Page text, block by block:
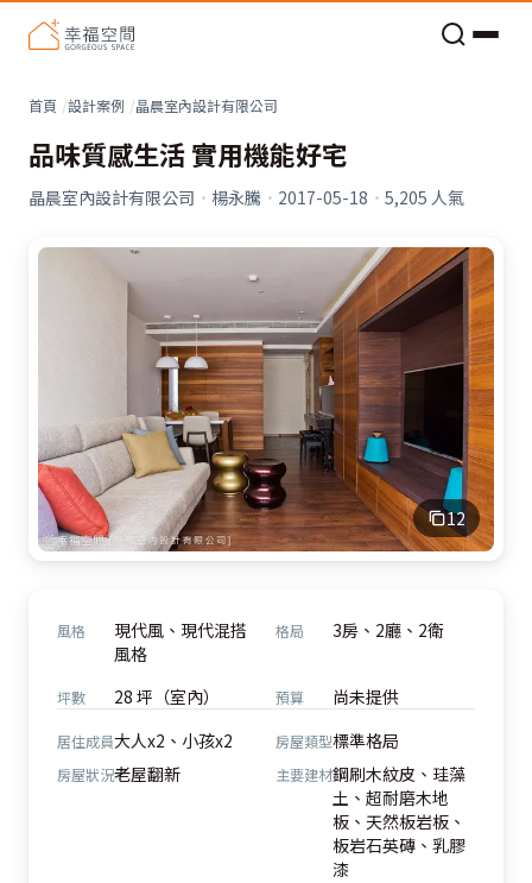
首頁 設計案例 晶晨室內設計有限公司
品味質感生活 實用機能好宅
晶晨室內設計有限公司 · 楊永騰 · 2017-05-18 · 5,205 人氣
12
風格
現代風、現代混搭
風格
格局 3房、2廳、2衛
坪數 28 坪（室內） 預算 尚未提供
居住成員大人x2、小孩x2 房屋類型標準格局
房屋狀況老屋翻新 主要建材鋼刷木紋皮、珪藻
土、超耐磨木地
板、天然板岩板、
板岩石英磚、乳膠
漆